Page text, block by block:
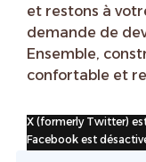
et restons à
demande de
Ensemble,
confortable et
X (formerly Twitter)
Facebook est